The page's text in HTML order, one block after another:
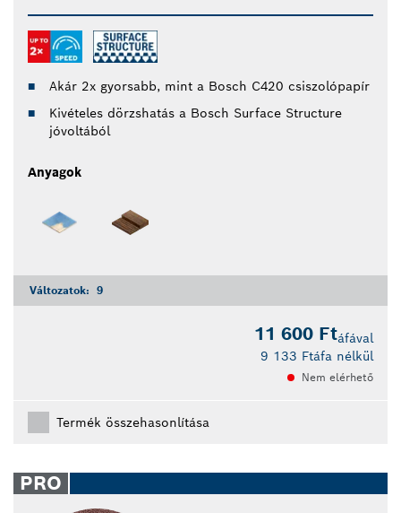
Akár 2x gyorsabb, mint a Bosch C420 csiszolópapír
Kivételes dörzshatás a Bosch Surface Structure
jóvoltából
Anyagok
Változatok: 9
11 600 Ftáfával
9 133 Ftáfa nélkül
Nem elérhető
Termék összehasonlítása
PRO